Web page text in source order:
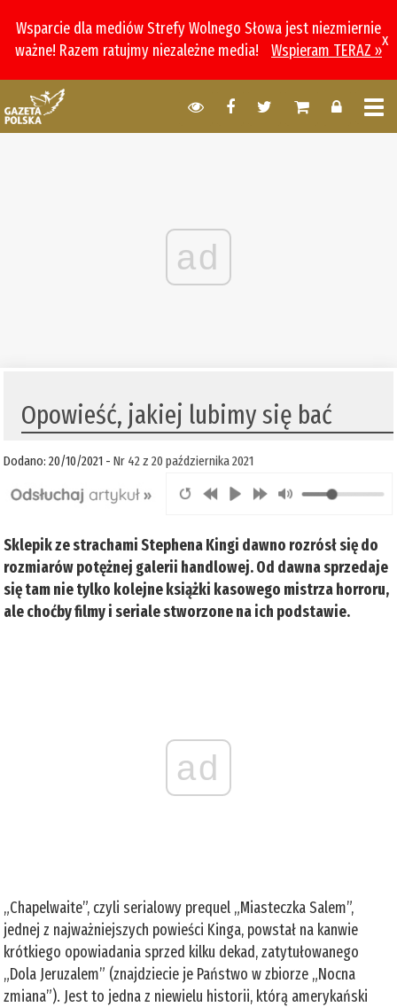
Wsparcie dla mediów Strefy Wolnego Słowa jest niezmiernie
ważne! Razem ratujmy niezależne media!
Wspieram TERAZ »
x
ad
Opowieść, jakiej lubimy się bać
Dodano: 20/10/2021 -Nr 42 z 20 października 2021
Sklepik ze strachami Stephena Kingi dawno rozrósł się do
rozmiarów potężnej galerii handlowej. Od dawna sprzedaje
się tam nie tylko kolejne książki kasowego mistrza horroru,
ale choćby filmy i seriale stworzone na ich podstawie.
ad
„Chapelwaite”, czyli serialowy prequel „Miasteczka Salem”,
jednej z najważniejszych powieści Kinga, powstał na kanwie
krótkiego opowiadania sprzed kilku dekad, zatytułowanego
„Dola Jeruzalem” (znajdziecie je Państwo w zbiorze „Nocna
zmiana”). Jest to jedna z niewielu historii, którą amerykański